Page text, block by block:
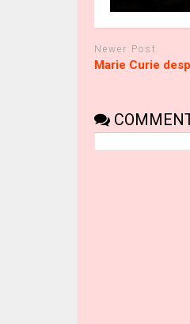
Newer Post
Marie Curie